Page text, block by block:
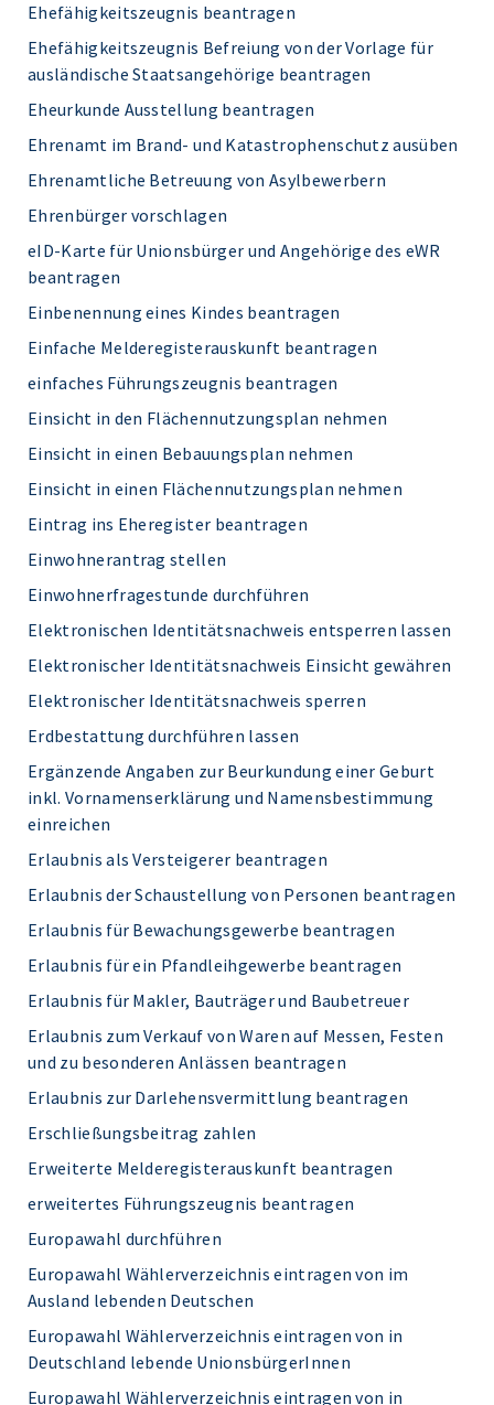
Ehefähigkeitszeugnis beantragen
Ehefähigkeitszeugnis Befreiung von der Vorlage für
ausländische Staatsangehörige beantragen
Eheurkunde Ausstellung beantragen
Ehrenamt im Brand- und Katastrophenschutz ausüben
Ehrenamtliche Betreuung von Asylbewerbern
Ehrenbürger vorschlagen
eID-Karte für Unionsbürger und Angehörige des eWR
beantragen
Einbenennung eines Kindes beantragen
Einfache Melderegisterauskunft beantragen
einfaches Führungszeugnis beantragen
Einsicht in den Flächennutzungsplan nehmen
Einsicht in einen Bebauungsplan nehmen
Einsicht in einen Flächennutzungsplan nehmen
Eintrag ins Eheregister beantragen
Einwohnerantrag stellen
Einwohnerfragestunde durchführen
Elektronischen Identitätsnachweis entsperren lassen
Elektronischer Identitätsnachweis Einsicht gewähren
Elektronischer Identitätsnachweis sperren
Erdbestattung durchführen lassen
Ergänzende Angaben zur Beurkundung einer Geburt
inkl. Vornamenserklärung und Namensbestimmung
einreichen
Erlaubnis als Versteigerer beantragen
Erlaubnis der Schaustellung von Personen beantragen
Erlaubnis für Bewachungsgewerbe beantragen
Erlaubnis für ein Pfandleihgewerbe beantragen
Erlaubnis für Makler, Bauträger und Baubetreuer
Erlaubnis zum Verkauf von Waren auf Messen, Festen
und zu besonderen Anlässen beantragen
Erlaubnis zur Darlehensvermittlung beantragen
Erschließungsbeitrag zahlen
Erweiterte Melderegisterauskunft beantragen
erweitertes Führungszeugnis beantragen
Europawahl durchführen
Europawahl Wählerverzeichnis eintragen von im
Ausland lebenden Deutschen
Europawahl Wählerverzeichnis eintragen von in
Deutschland lebende UnionsbürgerInnen
Europawahl Wählerverzeichnis eintragen von in